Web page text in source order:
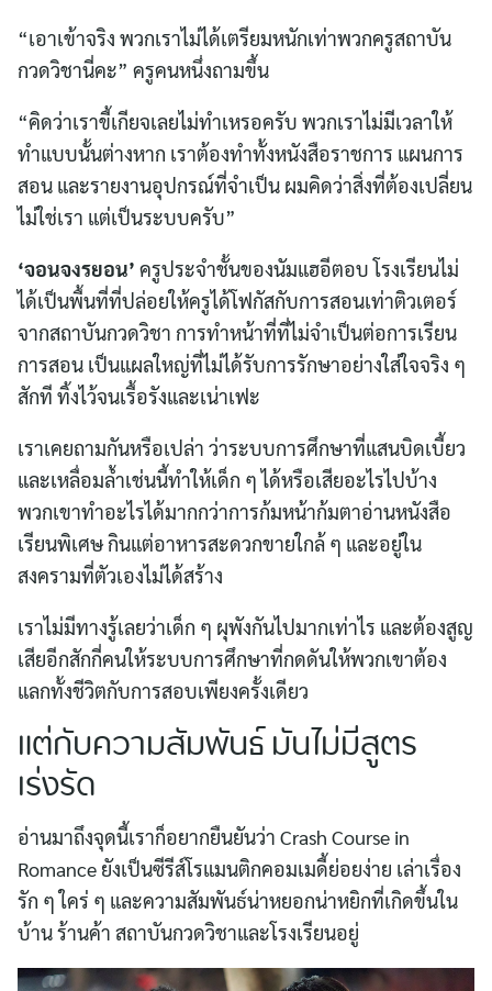
Search
for:
“เอาเข้าจริง พวกเราไม่ได้เตรียมหนักเท่าพวกครูสถาบัน
กวดวิชานี่คะ” ครูคนหนึ่งถามขึ้น
“คิดว่าเราขี้เกียจเลยไม่ทำเหรอครับ พวกเราไม่มีเวลาให้
ทำแบบนั้นต่างหาก เราต้องทำทั้งหนังสือราชการ แผนการ
สอน และรายงานอุปกรณ์ที่จำเป็น ผมคิดว่าสิ่งที่ต้องเปลี่ยน
ไม่ใช่เรา แต่เป็นระบบครับ”
‘จอนจงรยอน’ ครูประจำชั้นของนัมแฮอีตอบ โรงเรียนไม่
ได้เป็นพื้นที่ที่ปล่อยให้ครูได้โฟกัสกับการสอนเท่าติวเตอร์
จากสถาบันกวดวิชา การทำหน้าที่ที่ไม่จำเป็นต่อการเรียน
การสอน เป็นแผลใหญ่ที่ไม่ได้รับการรักษาอย่างใส่ใจจริง ๆ
สักที ทิ้งไว้จนเรื้อรังและเน่าเฟะ
เราเคยถามกันหรือเปล่า ว่าระบบการศึกษาที่แสนบิดเบี้ยว
และเหลื่อมล้ำเช่นนี้ทำให้เด็ก ๆ ได้หรือเสียอะไรไปบ้าง
พวกเขาทำอะไรได้มากกว่าการก้มหน้าก้มตาอ่านหนังสือ
เรียนพิเศษ กินแต่อาหารสะดวกขายใกล้ ๆ และอยู่ใน
สงครามที่ตัวเองไม่ได้สร้าง
เราไม่มีทางรู้เลยว่าเด็ก ๆ ผุพังกันไปมากเท่าไร และต้องสูญ
เสียอีกสักกี่คนให้ระบบการศึกษาที่กดดันให้พวกเขาต้อง
แลกทั้งชีวิตกับการสอบเพียงครั้งเดียว
แต่กับความสัมพันธ์ มันไม่มีสูตร
เร่งรัด
อ่านมาถึงจุดนี้เราก็อยากยืนยันว่า Crash Course in
Romance ยังเป็นซีรีส์โรแมนติกคอมเมดี้ย่อยง่าย เล่าเรื่อง
รัก ๆ ใคร่ ๆ และความสัมพันธ์น่าหยอกน่าหยิกที่เกิดขึ้นใน
บ้าน ร้านค้า สถาบันกวดวิชาและโรงเรียนอยู่